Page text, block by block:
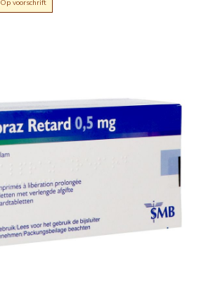
Op voorschrift